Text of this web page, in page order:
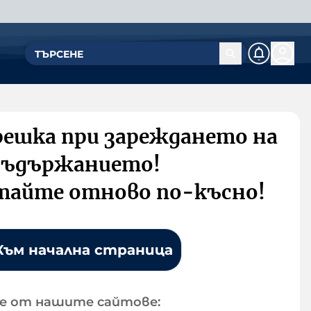
при зареждането на
отново по-късно!
начална страница
от нашите сайтове: